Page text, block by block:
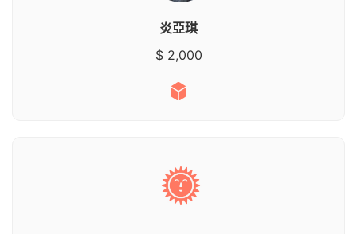
炎亞琪
$ 2,000